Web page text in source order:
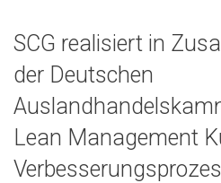
SCG realisiert in
der Deutschen
Lean Management